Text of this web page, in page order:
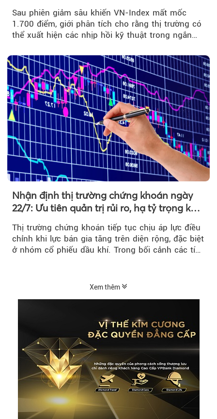
Sau phiên giảm sâu khiến VN-Index mất mốc
1.700 điểm, giới phân tích cho rằng thị trường có
thể xuất hiện các nhịp hồi kỹ thuật trong ngắn
Nhận định thị trường chứng khoán ngày
22/7: Ưu tiên quản trị rủi ro, hạ tỷ trọng khi
Thị trường chứng khoán tiếp tục chịu áp lực điều
chỉnh khi lực bán gia tăng trên diện rộng, đặc biệt
ở nhóm cổ phiếu dầu khí. Trong bối cảnh các tín
Xem thêm